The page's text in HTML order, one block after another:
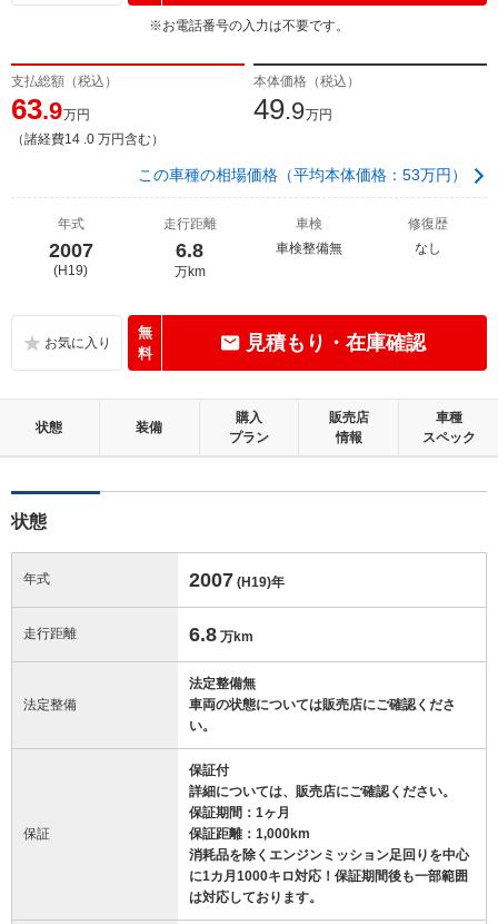
※お電話番号の入力は不要です。
支払総額（税込）
63.9万円
（諸経費14 .0 万円含む）
本体価格（税込）
49.9万円
この車種の相場価格（平均本体価格：53万円）
年式
2007
(H19)
走行距離
6.8
万km
車検
車検整備無
修復歴
なし
無
料
見積もり・在庫確認
状態 装備
購入
プラン
販売店
情報
車種
スペック
状態
年式 2007 (H19)年
走行距離 6.8 万km
法定整備
法定整備無
車両の状態については販売店にご確認くださ
い。
保証
保証付
詳細については、販売店にご確認ください。
保証期間：1ヶ月
保証距離：1,000km
消耗品を除くエンジンミッション足回りを中心
に1カ月1000キロ対応！保証期間後も一部範囲
は対応しております。